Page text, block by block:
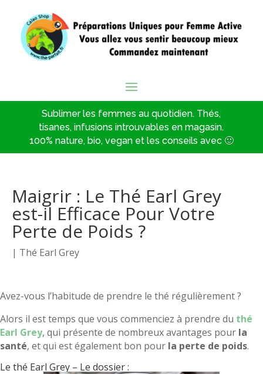
Sublimer les femmes au quotidien. Thés,
tisanes, infusions introuvables en magasin.
100% nature, bio, vegan et les conseils avec 🙂
Maigrir : Le Thé Earl Grey
est-il Efficace Pour Votre
Perte de Poids ?
| Thé Earl Grey
Avez-vous l’habitude de prendre le thé régulièrement ?
Alors il est temps que vous commenciez à prendre du thé
Earl Grey, qui présente de nombreux avantages pour la
santé, et qui est également bon pour la perte de poids.
Le thé Earl Grey – Le dossier :